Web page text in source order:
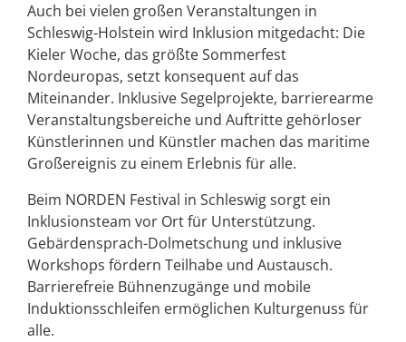
Auch bei vielen großen Veranstaltungen in
Schleswig-Holstein wird Inklusion mitgedacht: Die
Kieler Woche, das größte Sommerfest
Nordeuropas, setzt konsequent auf das
Miteinander. Inklusive Segelprojekte, barrierearme
Veranstaltungsbereiche und Auftritte gehörloser
Künstlerinnen und Künstler machen das maritime
Großereignis zu einem Erlebnis für alle.
Beim NORDEN Festival in Schleswig sorgt ein
Inklusionsteam vor Ort für Unterstützung.
Gebärdensprach-Dolmetschung und inklusive
Workshops fördern Teilhabe und Austausch.
Barrierefreie Bühnenzugänge und mobile
Induktionsschleifen ermöglichen Kulturgenuss für
alle.